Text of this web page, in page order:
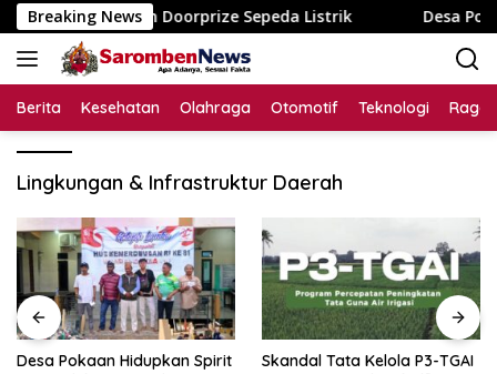
Langsung
ke
konten
Breaking News
dengan Doorprize Sepeda Listrik Desa Pokaan
Berita Kesehatan Olahraga Otomotif Teknologi
Lingkungan & Infrastruktur Daerah
Desa Pokaan Hidupkan Spirit
Skandal Tata Kelola P3-TGAI